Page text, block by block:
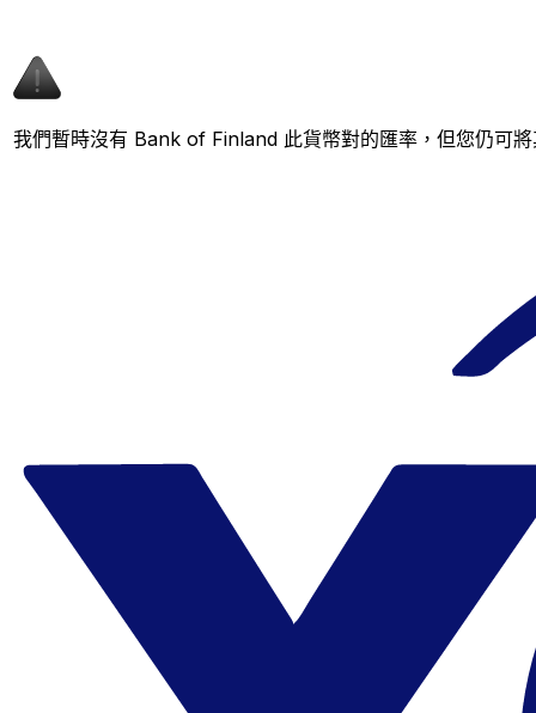
我們暫時沒有 Bank of Finland 此貨幣對的匯率，但您仍可